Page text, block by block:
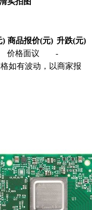
) 商品报价(元) 升跌(元)
价格面议
-
如有波动，以商家报